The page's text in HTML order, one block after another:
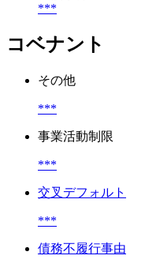
***
コベナント
その他
***
事業活動制限
***
交叉デフォルト
***
債務不履行事由